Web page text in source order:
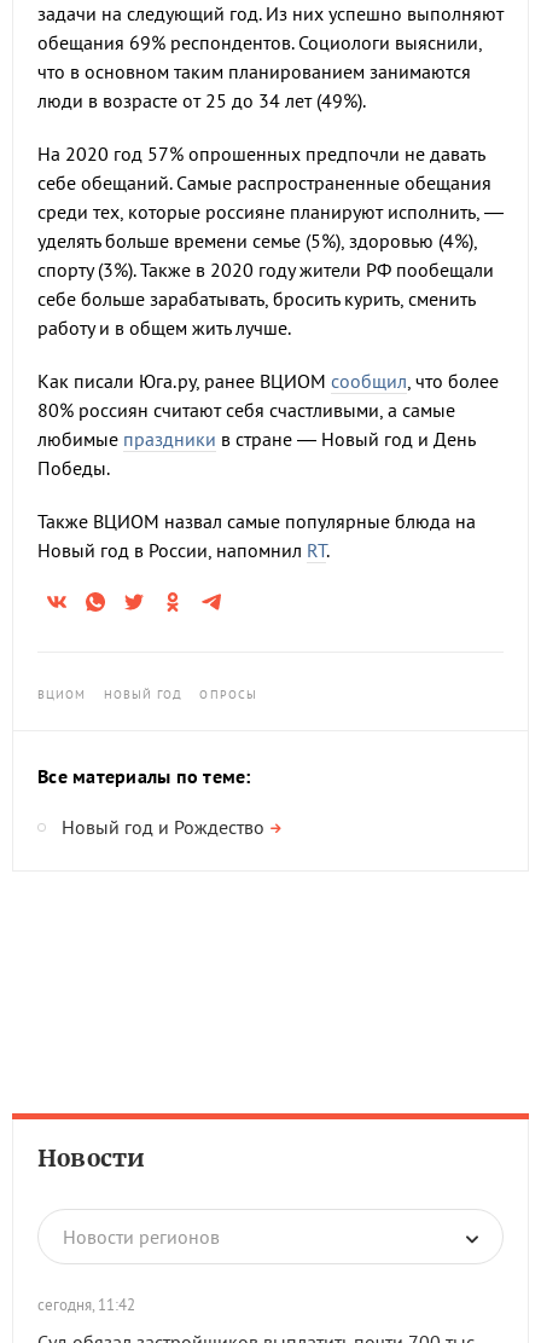
задачи на следующий год. Из них успешно выполняют
обещания 69% респондентов. Социологи выяснили,
что в основном таким планированием занимаются
люди в возрасте от 25 до 34 лет (49%).
На 2020 год 57% опрошенных предпочли не давать
себе обещаний. Самые распространенные обещания
среди тех, которые россияне планируют исполнить, —
уделять больше времени семье (5%), здоровью (4%),
спорту (3%). Также в 2020 году жители РФ пообещали
себе больше зарабатывать, бросить курить, сменить
работу и в общем жить лучше.
Как писали Юга.ру, ранее ВЦИОМ сообщил, что более
80% россиян считают себя счастливыми, а самые
любимые праздники в стране — Новый год и День
Победы.
Также ВЦИОМ назвал самые популярные блюда на
Новый год в России, напомнил RT.
ВЦИОМ НОВЫЙ ГОД ОПРОСЫ
Все материалы по теме:
Новый год и Рождество
Новости
Новости регионов
сегодня, 11:42